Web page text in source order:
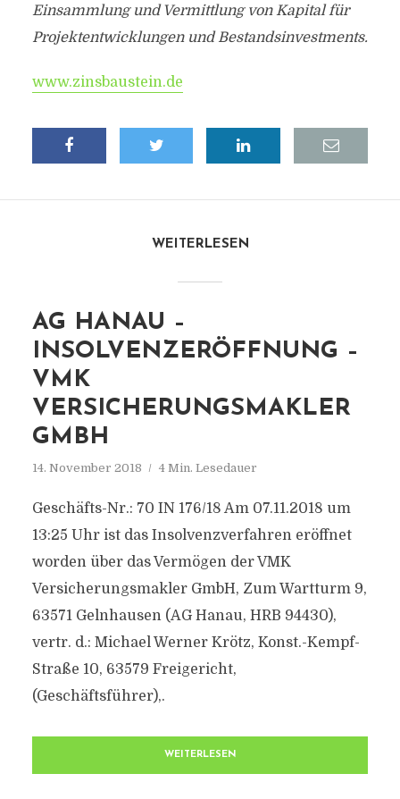
Einsammlung und Vermittlung von Kapital für
Projektentwicklungen und Bestandsinvestments.
www.zinsbaustein.de
WEITERLESEN
AG HANAU –
INSOLVENZERÖFFNUNG –
VMK
VERSICHERUNGSMAKLER
GMBH
14. November 2018 4 Min. Lesedauer
Geschäfts-Nr.: 70 IN 176/18 Am 07.11.2018 um
13:25 Uhr ist das Insolvenzverfahren eröffnet
worden über das Vermögen der VMK
Versicherungsmakler GmbH, Zum Wartturm 9,
63571 Gelnhausen (AG Hanau, HRB 94430),
vertr. d.: Michael Werner Krötz, Konst.-Kempf-
Straße 10, 63579 Freigericht,
(Geschäftsführer),.
WEITERLESEN